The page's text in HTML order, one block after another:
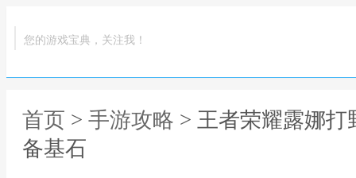
您的游戏宝典，关注我！
首页 > 手游攻略 > 王者荣耀露娜
备基石